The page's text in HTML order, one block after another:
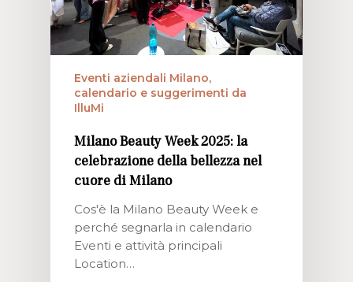
Eventi aziendali Milano,
calendario e suggerimenti da
IlluMi
Milano Beauty Week 2025: la
celebrazione della bellezza nel
cuore di Milano
Cos'è la Milano Beauty Week e
perché segnarla in calendario
Eventi e attività principali
Location…